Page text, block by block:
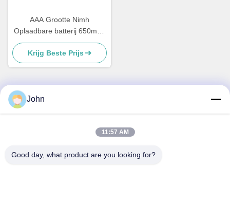
AAA Grootte Nimh
Oplaadbare batterij 650mah
700mAh Ni-Mh AAA 800mAh
1.2v
Krijg Beste Prijs
Snel contact
John
11:57 AM
Good day, what product are you looking for?